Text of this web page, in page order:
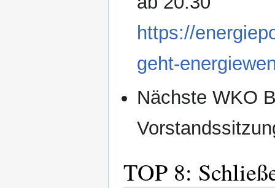
https://
geht-
Nächste WKO
TOP 8: